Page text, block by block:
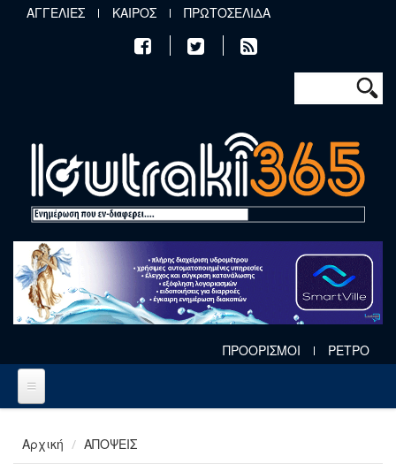
Παράκαμψη προς το κυρίως περιεχόμενο
ΑΓΓΕΛΙΕΣ ΚΑΙΡΟΣ ΠΡΩΤΟΣΕΛΙΔΑ
Φόρμα
Αναζήτηση
ΠΡΟΟΡΙΣΜΟΙ ΡΕΤΡΟ
Αρχική ΑΠΟΨΕΙΣ